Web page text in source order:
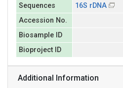
Sequences
16S rDNA
Accession No.
Biosample ID
Bioproject ID
Additional Information